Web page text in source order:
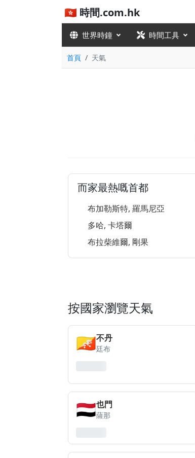
🇭🇰 時間.com.hk
世界時鐘 時間工具
首頁 天氣
而家最熱嘅首都
布加勒斯特, 羅馬尼亞
多哈, 卡塔爾
布拉柴維爾, 剛果
按國家瀏覽天氣
🇧🇹不丹
廷布
🇾🇪也門
薩那